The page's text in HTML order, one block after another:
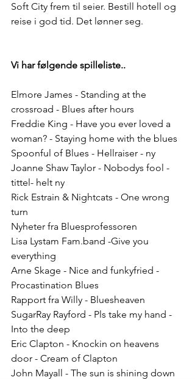
Soft City frem til seier. Bestill hotell og
reise i god tid. Det lønner seg.
Vi har følgende spilleliste..
Elmore James - Standing at the
crossroad - Blues after hours
Freddie King - Have you ever loved a
woman? - Staying home with the blues
Spoonful of Blues - Hellraiser - ny
Joanne Shaw Taylor - Nobodys fool -
tittel- helt ny
Rick Estrain & Nightcats - One wrong
turn
Nyheter fra Bluesprofessoren
Lisa Lystam Fam.band -Give you
everything
Arne Skage - Nice and funkyfried -
Procastination Blues
Rapport fra Willy - Bluesheaven
SugarRay Rayford - Pls take my hand -
Into the deep
Eric Clapton - Knockin on heavens
door - Cream of Clapton
John Mayall - The sun is shining down